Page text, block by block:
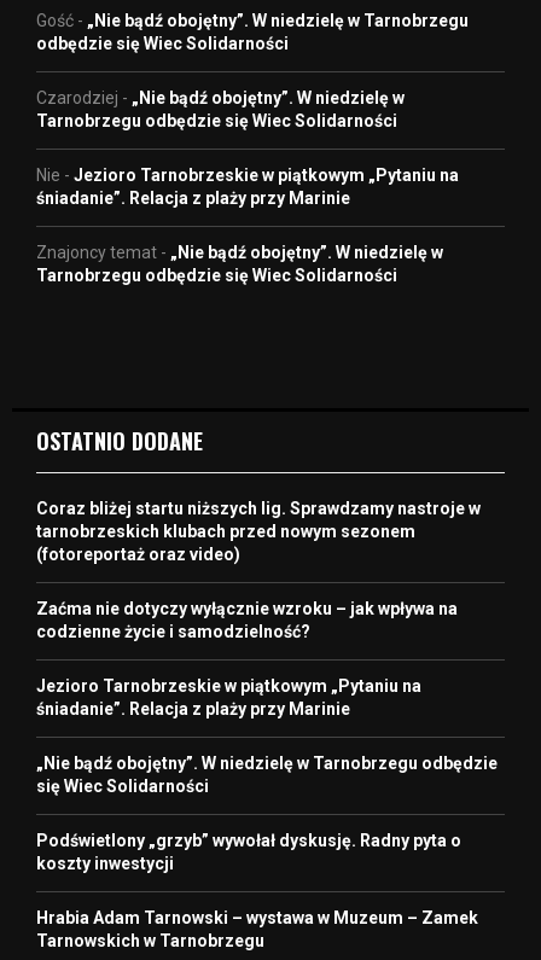
Gość - „Nie bądź obojętny”. W niedzielę w Tarnobrzegu
odbędzie się Wiec Solidarności
Czarodziej - „Nie bądź obojętny”. W niedzielę w
Tarnobrzegu odbędzie się Wiec Solidarności
Nie - Jezioro Tarnobrzeskie w piątkowym „Pytaniu na
śniadanie”. Relacja z plaży przy Marinie
Znajoncy temat - „Nie bądź obojętny”. W niedzielę w
Tarnobrzegu odbędzie się Wiec Solidarności
OSTATNIO DODANE
Coraz bliżej startu niższych lig. Sprawdzamy nastroje w
tarnobrzeskich klubach przed nowym sezonem
(fotoreportaż oraz video)
Zaćma nie dotyczy wyłącznie wzroku – jak wpływa na
codzienne życie i samodzielność?
Jezioro Tarnobrzeskie w piątkowym „Pytaniu na
śniadanie”. Relacja z plaży przy Marinie
„Nie bądź obojętny”. W niedzielę w Tarnobrzegu odbędzie
się Wiec Solidarności
Podświetlony „grzyb” wywołał dyskusję. Radny pyta o
koszty inwestycji
Hrabia Adam Tarnowski – wystawa w Muzeum – Zamek
Tarnowskich w Tarnobrzegu